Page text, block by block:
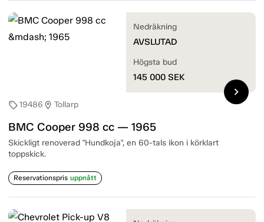
sell19486 location_on Tollarp
BMC Cooper 998 cc — 1965
Skickligt renoverad "Hundkoja", en 60-tals ikon i körklart
toppskick.
Reservationspris uppnått
Nedräkning
AVSLUTAD
Högsta bud
145 000 SEK
chevron_right